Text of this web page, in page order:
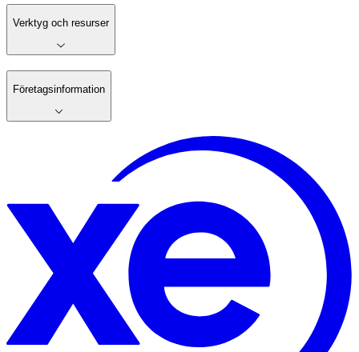
Verktyg och resurser
Företagsinformation